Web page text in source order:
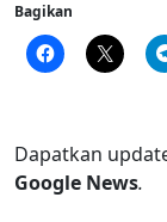
Bagikan
Dapatkan
Google News.